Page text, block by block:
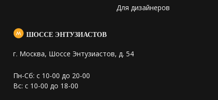
Для дизайнеров
ШОССЕ ЭНТУЗИАСТОВ
г. Москва, Шоссе Энтузиастов, д. 54
Пн-Сб: с 10-00 до 20-00
Вс: с 10-00 до 18-00